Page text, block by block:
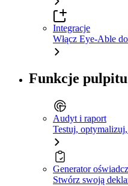
Integracje
Włącz Eye-Able
Funkcje
Audyt i raport
Testuj,
Generator
Stwórz swoją